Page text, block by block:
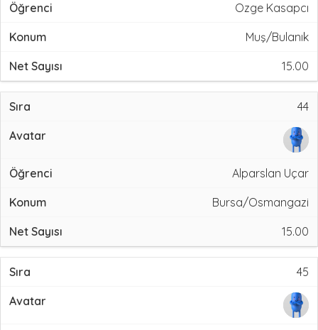
Ozge Kasapcı
Muş/Bulanık
15.00
44
Alparslan Uçar
Bursa/Osmangazi
15.00
45